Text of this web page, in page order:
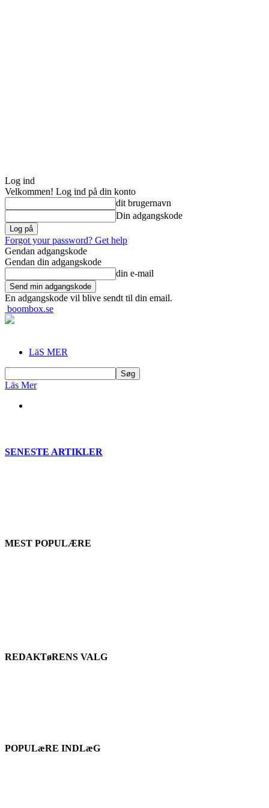
Log ind
Velkommen! Log ind på din konto
dit brugernavn
Din adgangskode
Forgot your password? Get help
Gendan adgangskode
Gendan din adgangskode
din e-mail
En adgangskode vil blive sendt til din email.
boombox.se
LäS MER
Läs Mer
SENESTE ARTIKLER
MEST POPULÆRE
REDAKTøRENS VALG
POPULæRE INDLæG